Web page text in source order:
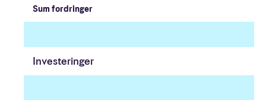
Sum fordringer
Investeringer